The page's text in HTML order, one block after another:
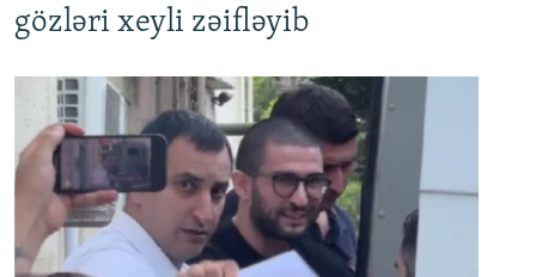
gözləri xeyli zəifləyib